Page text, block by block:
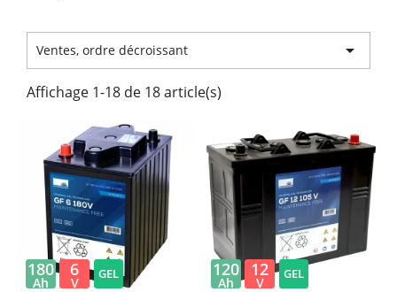
Ventes, ordre décroissant 
Affichage 1-18 de 18 article(s)
180
Ah
6
V
GEL 120
Ah
12
V
GEL